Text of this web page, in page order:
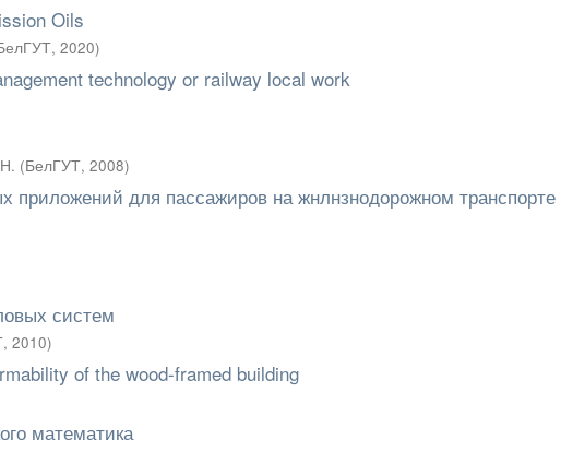
Oils
, 2020)
technology or railway local work
(БелГУТ, 2008)
приложений для пассажиров на жнлнзнодорожном транспорте
систем
, 2010)
of the wood-framed building
математика